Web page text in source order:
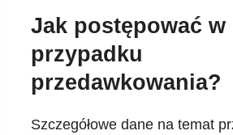
Jak postępować w
przypadku
przedawkowania?
Szczegółowe dane na temat